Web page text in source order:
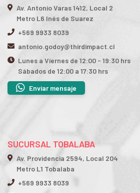
Av. Antonio Varas 1412, Local 2
Metro L6 Inés de Suarez
+569 9933 8039
antonio.godoy@thirdimpact.cl
Lunes a Viernes de 12:00 - 19:30 hrs
Sábados de 12:00 a 17:30 hrs
Enviar mensaje
SUCURSAL TOBALABA
Av. Providencia 2594, Local 204
Metro L1 Tobalaba
+569 9933 8039